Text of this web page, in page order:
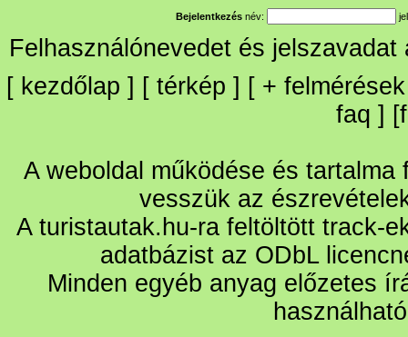
Bejelentkezés név:
Felhasználónevedet és
[ kezdőlap ] [ térkép ] [ + felmérések
faq ] [
A weboldal működése és
vesszük az
A turistautak.hu-ra feltöltött track-
adatbázist az ODbL
Minden egyéb anyag előzetes